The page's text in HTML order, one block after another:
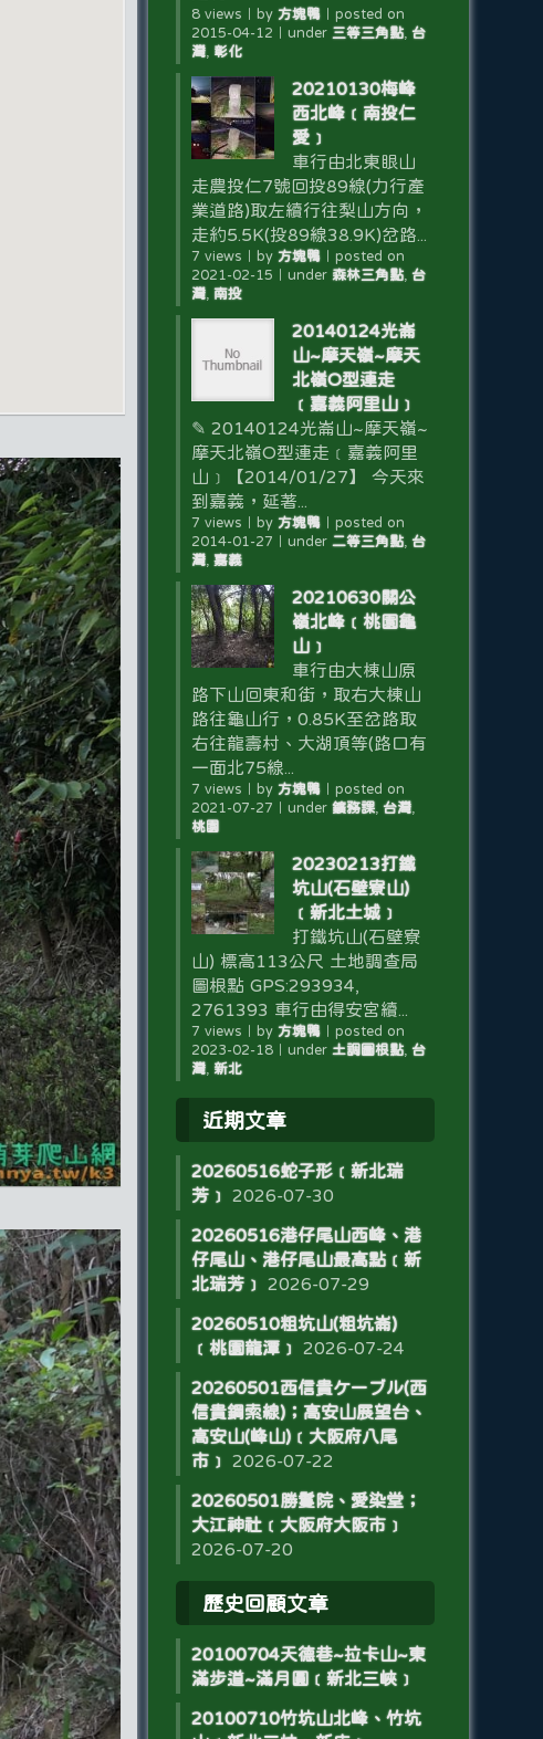
8 views by 方塊鴨｜ posted on
2015-04-12
under 三等三角點, 台
灣, 彰化
20210130梅峰
西北峰﹝南投仁
愛﹞
車行由北東眼山
走農投仁7號回投89線(力行產
業道路)取左續行往梨山方向，
走約5.5K(投89線38.9K)岔路...
7 views by 方塊鴨｜ posted on
2021-02-15
under 森林三角點, 台
灣, 南投
20140124光崙
山~摩天嶺~摩天
北嶺O型連走
﹝嘉義阿里山﹞
✎ 20140124光崙山~摩天嶺~
摩天北嶺O型連走﹝嘉義阿里
山﹞【2014/01/27】 今天來
到嘉義，延著...
7 views by 方塊鴨｜ posted on
2014-01-27
under 二等三角點, 台
灣, 嘉義
20210630關公
嶺北峰﹝桃園龜
山﹞
車行由大棟山原
路下山回東和街，取右大棟山
路往龜山行，0.85K至岔路取
右往龍壽村、大湖頂等(路口有
一面北75線...
7 views by 方塊鴨｜ posted on
2021-07-27
under 鑛務課, 台灣,
桃園
20230213打鐵
坑山(石壁寮山)
﹝新北土城﹞
打鐵坑山(石壁寮
山) 標高113公尺 土地調查局
圖根點 GPS:293934,
2761393 車行由得安宮續...
7 views by 方塊鴨｜ posted on
2023-02-18｜ under 土調圖根點, 台
灣, 新北
近期文章
20260516蛇子形﹝新北瑞
芳﹞
2026-07-30
20260516港仔尾山西峰、港
仔尾山、港仔尾山最高點﹝新
北瑞芳﹞
2026-07-29
20260510粗坑山(粗坑崙)
﹝桃園龍潭﹞
2026-07-24
20260501西信貴ケーブル(西
信貴鋼索線)；高安山展望台、
高安山(峰山)﹝大阪府八尾
市﹞
2026-07-22
20260501勝鬘院、愛染堂；
大江神社﹝大阪府大阪市﹞
2026-07-20
歷史回顧文章
20100704天德巷~拉卡山~東
滿步道~滿月圓﹝新北三峽﹞
20100710竹坑山北峰、竹坑